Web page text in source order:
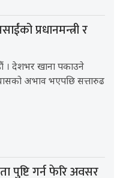
प्रधानमन्त्री र
। देशभर खाना पकाउने
अभाव भएपछि सत्तारुढ
पुष्टि गर्न फेरि अवसर